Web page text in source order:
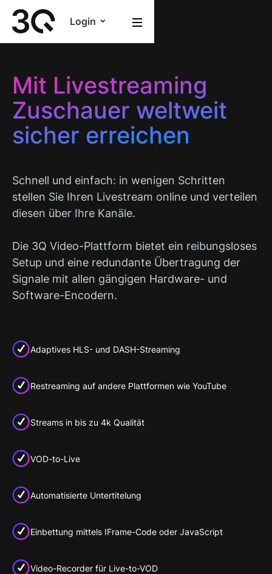
Login
Mit Livestreaming
Zuschauer weltweit
sicher erreichen
Schnell und einfach: in wenigen Schritten
stellen Sie Ihren Livestream online und verteilen
diesen über Ihre Kanäle.
Die 3Q Video-Plattform bietet ein reibungsloses
Setup und eine redundante Übertragung der
Signale mit allen gängigen Hardware- und
Software-Encodern.
Adaptives HLS- und DASH-Streaming
Restreaming auf andere Plattformen wie YouTube
Streams in bis zu 4k Qualität
VOD-to-Live
Automatisierte Untertitelung
Einbettung mittels IFrame-Code oder JavaScript
Video-Recorder für Live-to-VOD